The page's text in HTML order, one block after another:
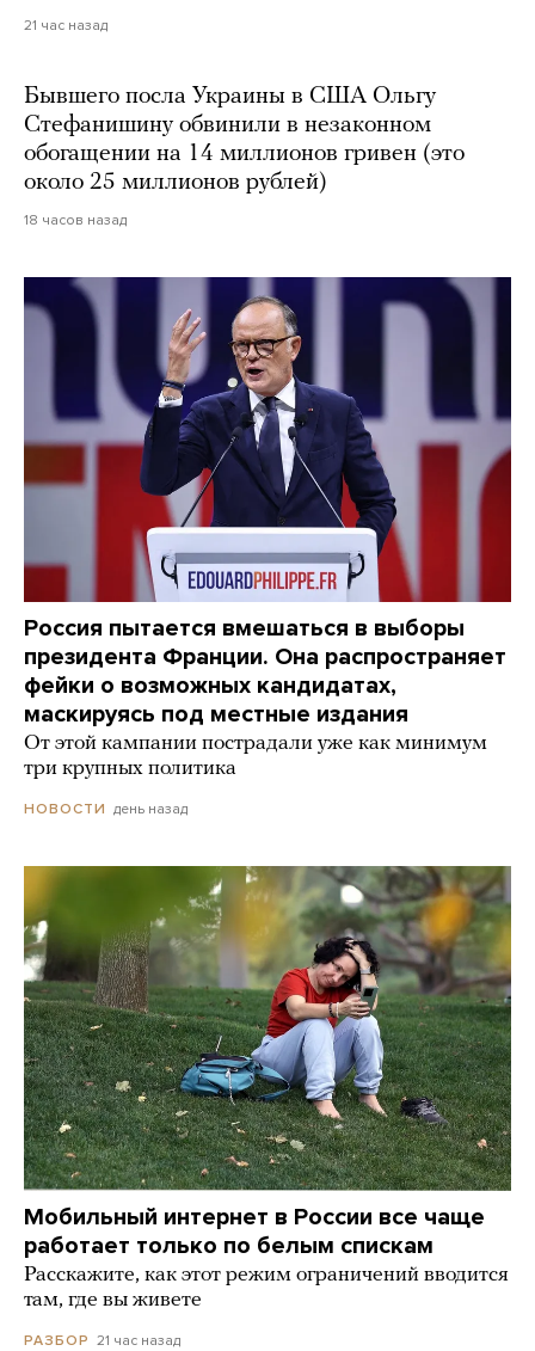
21 час назад
Бывшего посла Украины в США Ольгу
Стефанишину обвинили в незаконном
обогащении на 14 миллионов гривен (это
около 25 миллионов рублей)
18 часов назад
Россия пытается вмешаться в выборы
президента Франции. Она распространяет
фейки о возможных кандидатах,
маскируясь под местные издания
От этой кампании пострадали уже как минимум
три крупных политика
НОВОСТИ день назад
Мобильный интернет в России все чаще
работает только по белым спискам
Расскажите, как этот режим ограничений вводится
там, где вы живете
РАЗБОР 21 час назад